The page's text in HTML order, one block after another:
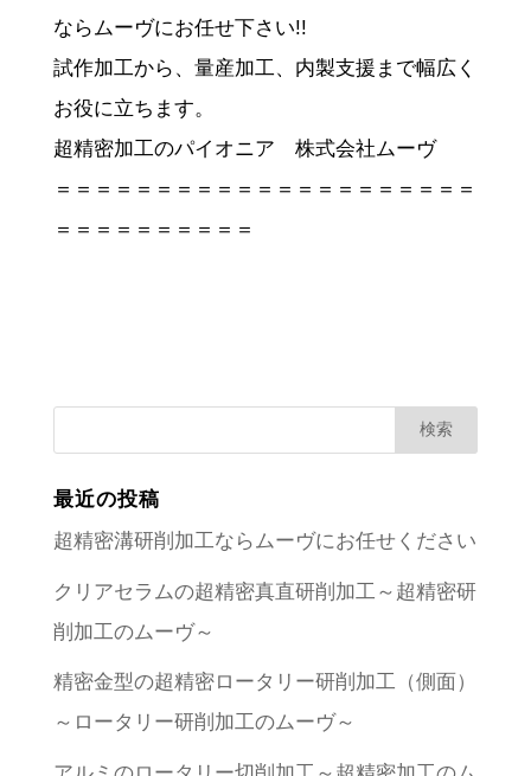
ならムーヴにお任せ下さい!!
試作加工から、量産加工、内製支援まで幅広く
お役に立ちます。
超精密加工のパイオニア 株式会社ムーヴ
＝＝＝＝＝＝＝＝＝＝＝＝＝＝＝＝＝＝＝＝＝
＝＝＝＝＝＝＝＝＝＝
最近の投稿
超精密溝研削加工ならムーヴにお任せください
クリアセラムの超精密真直研削加工～超精密研
削加工のムーヴ～
精密金型の超精密ロータリー研削加工（側面）
～ロータリー研削加工のムーヴ～